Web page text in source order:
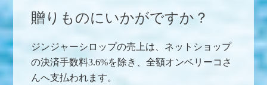
贈りものにいかがですか？
ジンジャーシロップの売上は、ネットショップ
の決済手数料3.6%を除き、全額オンベリーコさ
んへ支払われます。